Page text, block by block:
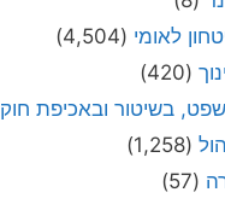
לאומי (4,504)
(420)
בשיטור ובאכיפת חוק
(1,258)
(57)